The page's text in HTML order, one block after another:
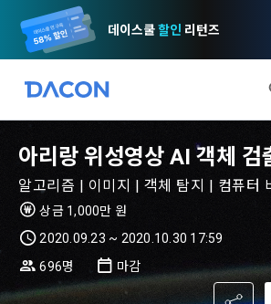
데이스쿨할인 리턴즈
✕ MY XP
LEVEL 1
오늘의 XP
적립 XP
0
이용약관
제 1 조 (목적)
본 약관은 데이콘 주식회사(이하 “회사”)와
비스를 이용하는 조건 및 절차에 관한 필요
규정하는 데 그 목적이 있다. “회원”은 모든
며, 어떤 방식이든 본 서비스를 사용한다는
관의 전부에 동의한다는 것을 의미하며 본 약
개인정보 처리방침
데이콘 개인정보 처리방
데이콘은 이용자 개인정보 보호를 여러
우선의 가치로 두고 있습니다. 데이콘주식회
마케팅 정보 수신 동
1. 광고성 정보의 이용목적
DACON이 제공하는 이용자 맞춤형 서비스
경품 행사, 이벤트, 경진대회 홍보 목적 등
우편이나
아리랑 위성영상 AI 객체 검
알고리즘 | 이미지 | 객체 탐지 | 컴퓨터
상금 1,000만 원
2020.09.23 ~ 2020.10.30 17:59
696명
마감